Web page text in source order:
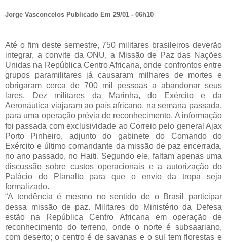
Jorge Vasconcelos Publicado Em 29/01 - 06h10
Até o fim deste semestre, 750 militares brasileiros deverão
integrar, a convite da ONU, a Missão de Paz das Nações
Unidas na República Centro Africana, onde confrontos entre
grupos paramilitares já causaram milhares de mortes e
obrigaram cerca de 700 mil pessoas a abandonar seus
lares. Dez militares da Marinha, do Exército e da
Aeronáutica viajaram ao país africano, na semana passada,
para uma operação prévia de reconhecimento. A informação
foi passada com exclusividade ao Correio pelo general Ajax
Porto Pinheiro, adjunto do gabinete do Comando do
Exército e último comandante da missão de paz encerrada,
no ano passado, no Haiti. Segundo ele, faltam apenas uma
discussão sobre custos operacionais e a autorização do
Palácio do Planalto para que o envio da tropa seja
formalizado.
“A tendência é mesmo no sentido de o Brasil participar
dessa missão de paz. Militares do Ministério da Defesa
estão na República Centro Africana em operação de
reconhecimento do terreno, onde o norte é subsaariano,
com deserto; o centro é de savanas e o sul tem florestas e